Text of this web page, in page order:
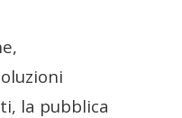
la pubblica